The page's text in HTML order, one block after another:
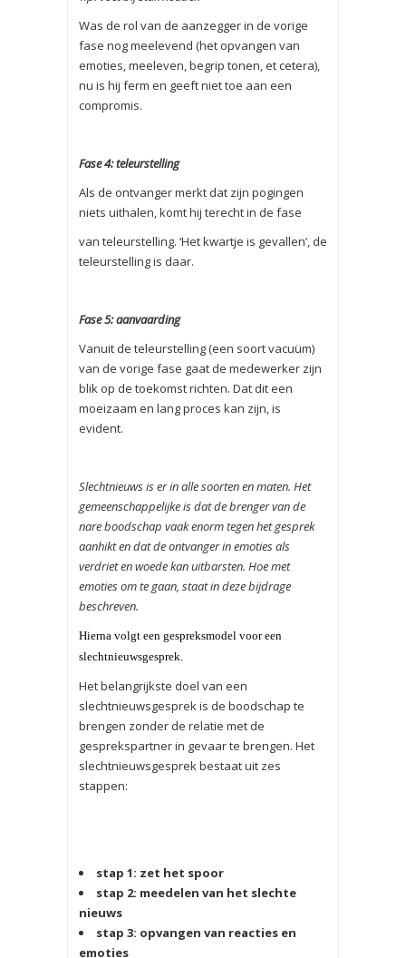
Was de rol van de aanzegger in de vorige
fase nog meelevend (het opvangen van
emoties, meeleven, begrip tonen, et cetera),
nu is hij ferm en geeft niet toe aan een
compromis.
Fase 4: teleurstelling
Als de ontvanger merkt dat zijn pogingen
niets uithalen, komt hij terecht in de fase
van teleurstelling. ‘Het kwartje is gevallen’, de
teleurstelling is daar.
Fase 5: aanvaarding
Vanuit de teleurstelling (een soort vacuüm)
van de vorige fase gaat de medewerker zijn
blik op de toekomst richten. Dat dit een
moeizaam en lang proces kan zijn, is
evident.
Slechtnieuws is er in alle soorten en maten. Het
gemeenschappelijke is dat de brenger van de
nare boodschap vaak enorm tegen het gesprek
aanhikt en dat de ontvanger in emoties als
verdriet en woede kan uitbarsten. Hoe met
emoties om te gaan, staat in deze bijdrage
beschreven.
Hierna volgt een gespreksmodel voor een
slechtnieuwsgesprek.
Het belangrijkste doel van een
slechtnieuwsgesprek is de boodschap te
brengen zonder de relatie met de
gesprekspartner in gevaar te brengen. Het
slechtnieuwsgesprek bestaat uit zes
stappen:
stap 1: zet het spoor
stap 2: meedelen van het slechte
nieuws
stap 3: opvangen van reacties en
emoties